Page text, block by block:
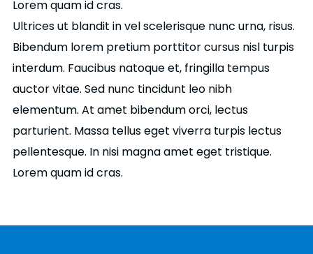
Lorem quam id cras.
Ultrices ut blandit in vel scelerisque nunc urna, risus.
Bibendum lorem pretium porttitor cursus nisl turpis
interdum. Faucibus natoque et, fringilla tempus
auctor vitae. Sed nunc tincidunt leo nibh
elementum. At amet bibendum orci, lectus
parturient. Massa tellus eget viverra turpis lectus
pellentesque. In nisi magna amet eget tristique.
Lorem quam id cras.